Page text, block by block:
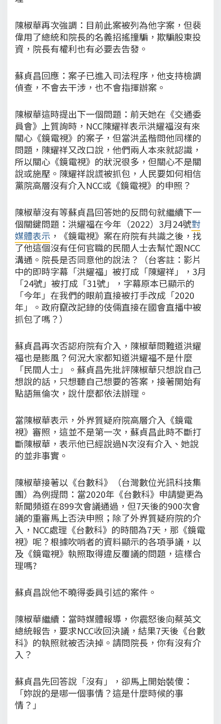
陳椒華再次強調：目前此案被列為他字案，但裴
偉用了總統和院長的名義招搖撞騙，欺騙股東投
資，院長有權利也有必要去告發。
蘇貞昌回應：案子已進入司法程序，他支持檢調
偵查，不會去干涉，也不會指揮辦案。
陳椒華這時提出下一個問題：前天她在《交通委
員會》上質詢時，NCC陳耀祥表示洪耀福沒有來
關心《鏡電視》的案子，但當洪孟楷問他同樣的
問題，陳耀祥又改口說，他們兩人本來就認識，
所以關心《鏡電視》的狀況很多，但關心不是關
說或施壓。陳耀祥說謊被抓包，人民要如何相信
黨院高層沒有介入NCC或《鏡電視》的申照？
陳椒華沒有等蘇貞昌回答她的反問句就繼續下一
個關鍵問題：洪耀福在今年（2022）3月24號對
媒體表示 ，《鏡電視》案在府院有共識之後，找
了他這個沒有任何官職的民間人士去幫忙跟NCC
溝通。院長是否同意他的說法？（台客註：影片
中的即時字幕「洪耀福」被打成「陳耀祥」，3月
「24號」被打成「31號」，字幕原本已顯示的
「今年」在我們的眼前直接被打手改成「2020
年」。政府竄改記錄的伎倆直接在國會直播中被
抓包了嗎？）
蘇貞昌再次否認府院有介入，陳椒華問難道洪耀
福也是膨風？何況大家都知道洪耀福不是什麼
「民間人士」。蘇貞昌先批評陳椒華只想說自己
想說的話，只想聽自己想要的答案，接著開始有
點語無倫次，說什麼都依法辦理。
當陳椒華表示，外界質疑府院高層介入《鏡電
視》審照，這並不是第一次，蘇貞昌此時不斷打
斷陳椒華，表示他已經說過N次沒有介入、她說
的並非事實。
陳椒華接著以《台數科》（台灣數位光訊科技集
團）為例提問：當2020年《台數科》申請變更為
新聞頻道在899次會議通過，但7天後的900次會
議的重審馬上否決申照；除了外界質疑府院的介
入，NCC處理《台數科》的時間為7天，那《鏡電
視》呢？根據吹哨者的資料顯示的各項爭議，以
及《鏡電視》執照取得違反覆議的問題，這樣合
理嗎?
蘇貞昌說他不曉得委員引述的案件。
陳椒華繼續：當時媒體報導，你震怒後向蔡英文
總統報告，要求NCC收回決議，結果7天後《台數
科》的執照就被否決掉。請問院長，你有沒有介
入？
蘇貞昌先回答說「沒有」，卻馬上開始裝傻：
「妳說的是哪一個事情？這是什麼時候的事
情？」